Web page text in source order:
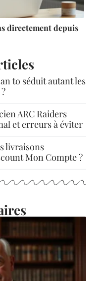
directement depuis
to séduit autant les
ARC Raiders
et erreurs à éviter
livraisons
Mon Compte ?